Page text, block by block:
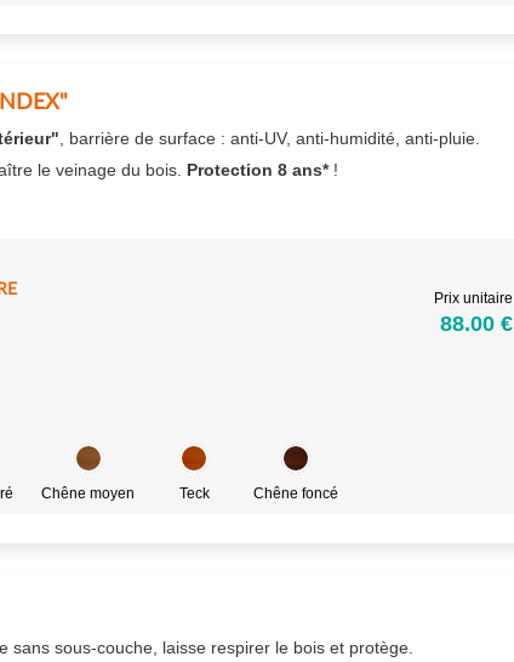
, barrière de surface : anti-UV, anti-humidité, anti-pluie.
le veinage du bois. Protection 8 ans*!
Prix unitaire
88.00 €
Chêne moyen Teck Chêne foncé
sans sous-couche, laisse respirer le bois et protège.